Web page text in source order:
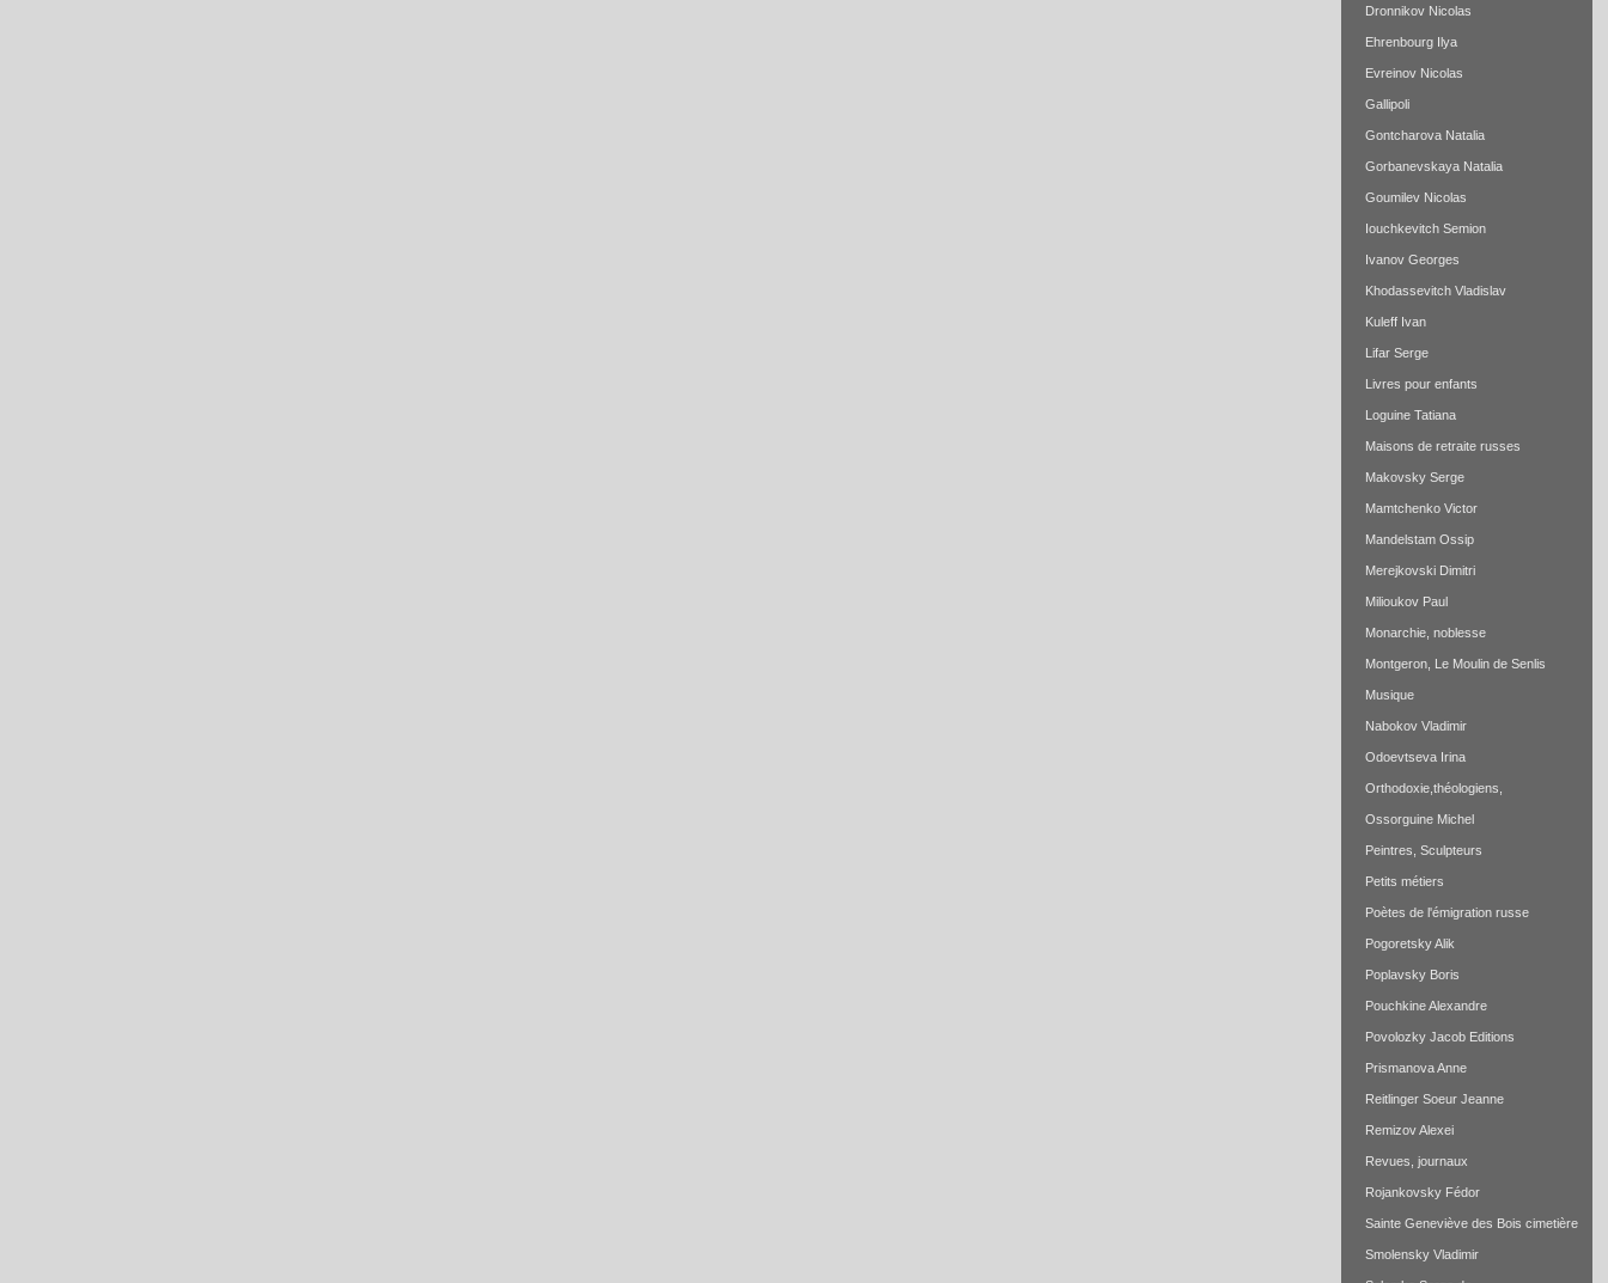
Dronnikov Nicolas
Ehrenbourg Ilya
Evreinov Nicolas
Gallipoli
Gontcharova Natalia
Gorbanevskaya Natalia
Goumilev Nicolas
Iouchkevitch Semion
Ivanov Georges
Khodassevitch Vladislav
Kuleff Ivan
Lifar Serge
Livres pour enfants
Loguine Tatiana
Maisons de retraite russes
Makovsky Serge
Mamtchenko Victor
Mandelstam Ossip
Merejkovski Dimitri
Milioukov Paul
Monarchie, noblesse
Montgeron, Le Moulin de Senlis
Musique
Nabokov Vladimir
Odoevtseva Irina
Orthodoxie,théologiens,
Ossorguine Michel
Peintres, Sculpteurs
Petits métiers
Poètes de l'émigration russe
Pogoretsky Alik
Poplavsky Boris
Pouchkine Alexandre
Povolozky Jacob Editions
Prismanova Anne
Reitlinger Soeur Jeanne
Remizov Alexei
Revues, journaux
Rojankovsky Fédor
Sainte Geneviève des Bois cimetière
Smolensky Vladimir